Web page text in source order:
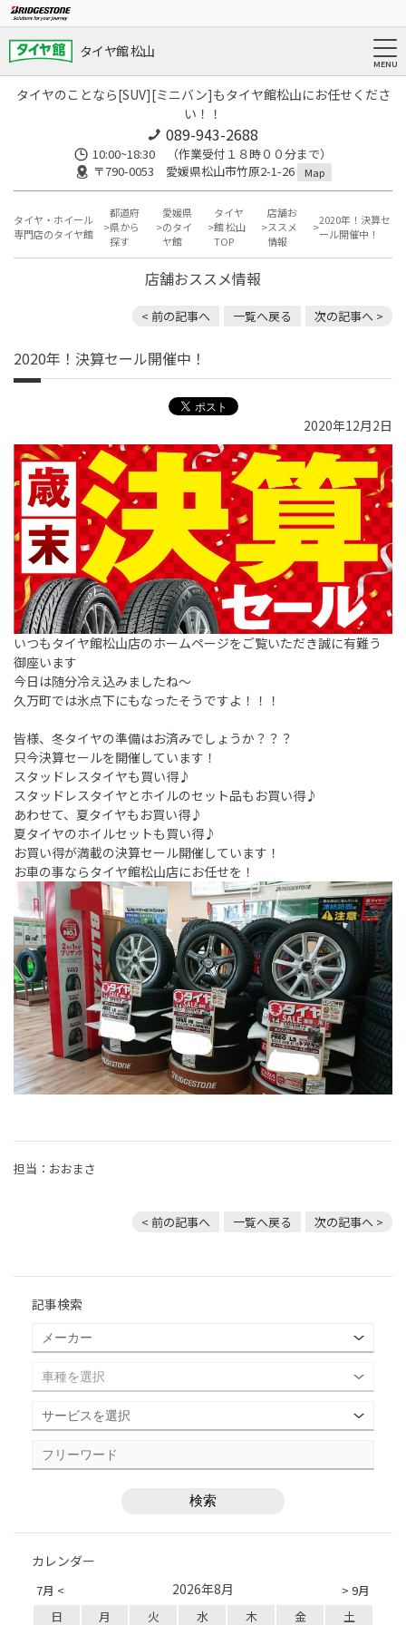
タイヤ館 松山
タイヤのことなら[SUV][ミニバン]もタイヤ館松山にお任せくださ
い！！
089-943-2688
10:00~18:30 （作業受付１８時００分まで）
〒790-0053 愛媛県松山市竹原2-1-26
Map
タイヤ・ホイール
専門店のタイヤ館
都道府
県から
探す
愛媛県
のタイ
ヤ館
タイヤ
館 松山
TOP
店舗お
ススメ
情報
2020年！決算セ
ール開催中！
店舗おススメ情報
< 前の記事へ 一覧へ戻る 次の記事へ >
2020年！決算セール開催中！
2020年12月2日
いつもタイヤ館松山店のホームページをご覧いただき誠に有難う
御座います
今日は随分冷え込みましたね～
久万町では氷点下にもなったそうですよ！！！
皆様、冬タイヤの準備はお済みでしょうか？？？
只今決算セールを開催しています！
スタッドレスタイヤも買い得♪
スタッドレスタイヤとホイルのセット品もお買い得♪
あわせて、夏タイヤもお買い得♪
夏タイヤのホイルセットも買い得♪
お買い得が満載の決算セール開催しています！
お車の事ならタイヤ館松山店にお任せを！
担当：おおまさ
< 前の記事へ 一覧へ戻る 次の記事へ >
記事検索
カレンダー
7月 < > 9月
2026年8月
日 月 火 水 木 金 土